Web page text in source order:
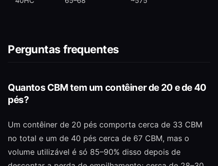
Perguntas frequentes
Quantos CBM tem um contêiner de 20 e de 40
pés?
Um contêiner de 20 pés comporta cerca de 33 CBM
no total e um de 40 pés cerca de 67 CBM, mas o
volume utilizável é só 85–90% disso depois de